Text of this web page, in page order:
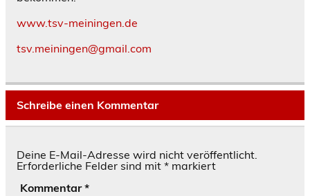
www.tsv-meiningen.de
tsv.meiningen@gmail.com
Schreibe einen Kommentar
Deine E-Mail-Adresse wird nicht veröffentlicht.
Erforderliche Felder sind mit * markiert
Kommentar*